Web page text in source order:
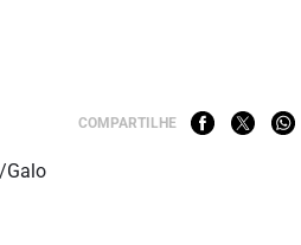
COMPARTILHE